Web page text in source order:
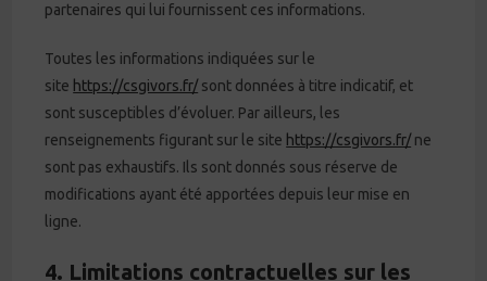
partenaires qui lui fournissent ces informations.
Toutes les informations indiquées sur le
site https://csgivors.fr/sont données à titre indicatif, et
sont susceptibles d’évoluer. Par ailleurs, les
renseignements figurant sur le site https://csgivors.fr/ne
sont pas exhaustifs. Ils sont donnés sous réserve de
modifications ayant été apportées depuis leur mise en
ligne.
4. Limitations contractuelles sur les